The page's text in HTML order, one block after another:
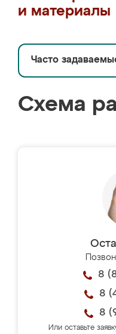
и материалы
Часто
Схема
8
8
8
Или оставьте